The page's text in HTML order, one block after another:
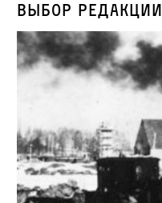
Выбор редакции